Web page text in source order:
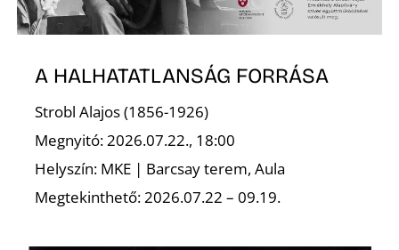
A HALHATATLANSÁG FORRÁSA
Strobl Alajos (1856-1926)
Megnyitó: 2026.07.22., 18:00
Helyszín: MKE | Barcsay terem, Aula
Megtekinthető: 2026.07.22 – 09.19.